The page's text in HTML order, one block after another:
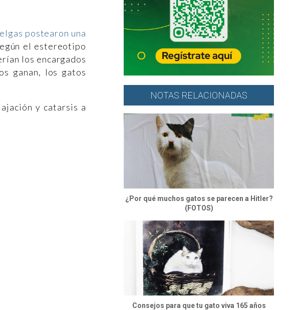
postearon una
el estereotipo
los encargados
ganan, los gatos
y catarsis a
NOTAS RELACIONADAS
¿Por qué muchos gatos se parecen a Hitler?
(FOTOS)
Consejos para que tu gato viva 165 años